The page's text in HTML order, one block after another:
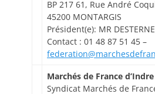
BP 217 61, Rue André
45200 MONTARGIS
Président(e): MR
Contact : 01 48 87 51 45 –
Marchés de France
Syndicat Marchés de